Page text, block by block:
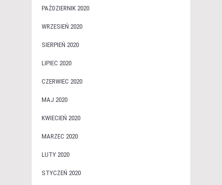
PAŹDZIERNIK 2020
WRZESIEŃ 2020
SIERPIEŃ 2020
LIPIEC 2020
CZERWIEC 2020
MAJ 2020
KWIECIEŃ 2020
MARZEC 2020
LUTY 2020
STYCZEŃ 2020